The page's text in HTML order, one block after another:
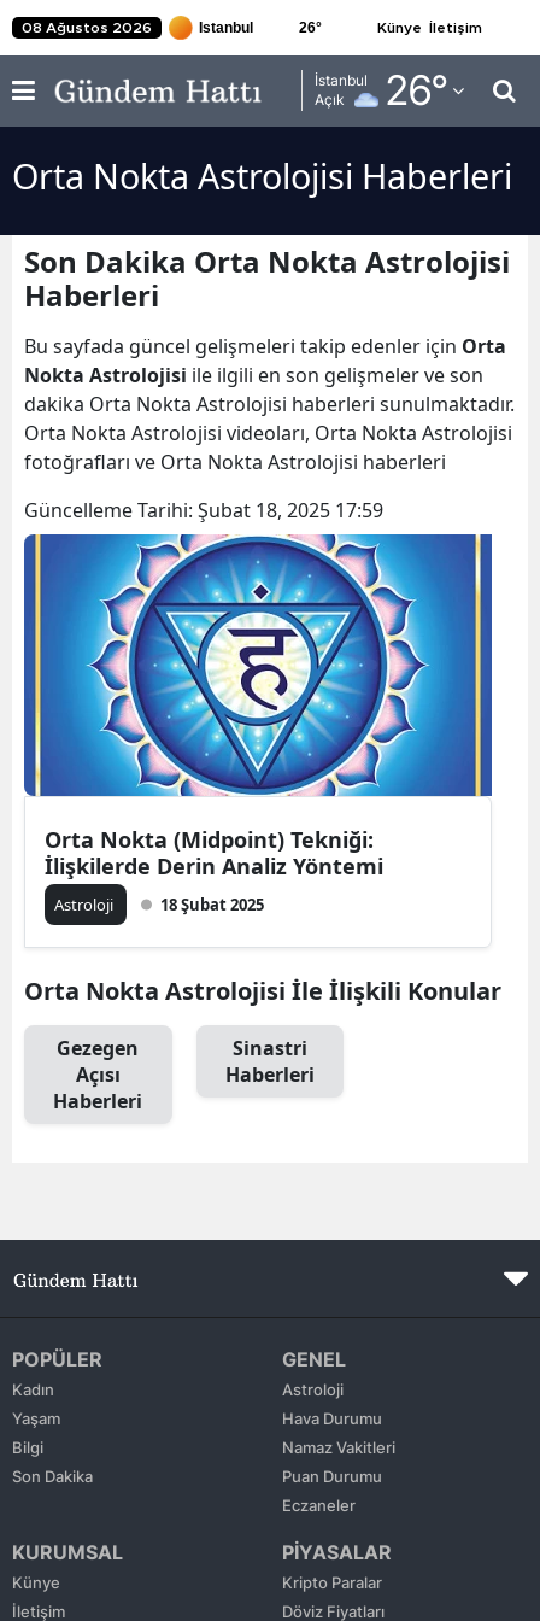
08 Ağustos 2026 26° Künye İletişim
İstanbul
Açık
26°
Adana
Adıyaman
Afyonkarahisar
Amasya
Antalya
Artvin
Aydın
Balıkesir
Bilecik
Bingöl
Bitlis
Bolu
Burdur
Çanakkale
Denizli
Gaziantep
Gümüşhane
Hakkari
Hatay
Isparta
Orta Nokta Astrolojisi Haberleri
Son Dakika Orta Nokta Astrolojisi
Haberleri
Bu sayfada güncel gelişmeleri takip edenler için Orta
Nokta Astrolojisi ile ilgili en son gelişmeler ve son
dakika Orta Nokta Astrolojisi haberleri sunulmaktadır.
Orta Nokta Astrolojisi videoları, Orta Nokta Astrolojisi
fotoğrafları ve Orta Nokta Astrolojisi haberleri
Güncelleme Tarihi: Şubat 18, 2025 17:59
Orta Nokta (Midpoint) Tekniği:
İlişkilerde Derin Analiz Yöntemi
Astroloji 18 Şubat 2025
Orta Nokta Astrolojisi İle İlişkili Konular
Gezegen
Açısı
Haberleri
Sinastri
Haberleri
POPÜLER
Kadın
Yaşam
Bilgi
Son Dakika
GENEL
Astroloji
Hava Durumu
Namaz Vakitleri
Puan Durumu
Eczaneler
KURUMSAL
Künye
İletişim
PİYASALAR
Kripto Paralar
Döviz Fiyatları